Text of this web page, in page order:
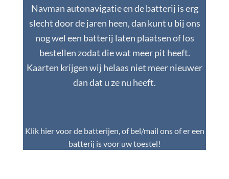
Navman autonavigatie en de batterij is erg
slecht door de jaren heen, dan kunt u bij ons
nog wel een batterij laten plaatsen of los
bestellen zodat die wat meer pit heeft.
Kaarten krijgen wij helaas niet meer nieuwer
dan dat u ze nu heeft.
Klik hier voor de batterijen, of bel/mail ons of er een
batterij is voor uw toestel!